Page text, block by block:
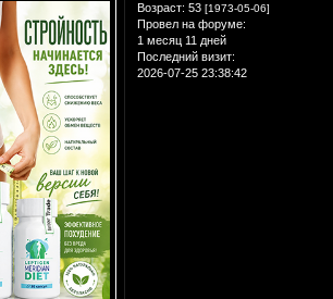
Возраст: 53 [1973-05-06]
Провел на форуме:
1 месяц 11 дней
Последний визит:
2026-07-25 23:38:42